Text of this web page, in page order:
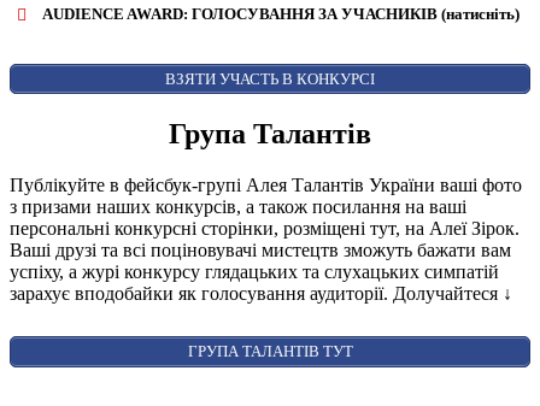
AUDIENCE AWARD: ГОЛОСУВАННЯ ЗА УЧАСНИКІВ (натисніть)
AUDIENCE AWARD
ВЗЯТИ УЧАСТЬ В КОНКУРСІ
Група Талантів
Публікуйте в фейсбук-групі Алея Талантів України ваші фото
з призами наших конкурсів, а також посилання на ваші
персональні конкурсні сторінки, розміщені тут, на Алеї Зірок.
Ваші друзі та всі поціновувачі мистецтв зможуть бажати вам
успіху, а журі конкурсу глядацьких та слухацьких симпатій
зарахує вподобайки як голосування аудиторії. Долучайтеся ↓
ГРУПА ТАЛАНТІВ ТУТ